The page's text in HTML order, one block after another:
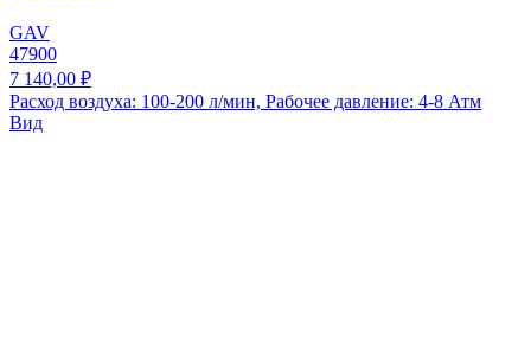
GAV
47900
7 140,00 ₽
Расход воздуха: 100-200 л/мин, Рабочее давление: 4-8 Атм
Вид